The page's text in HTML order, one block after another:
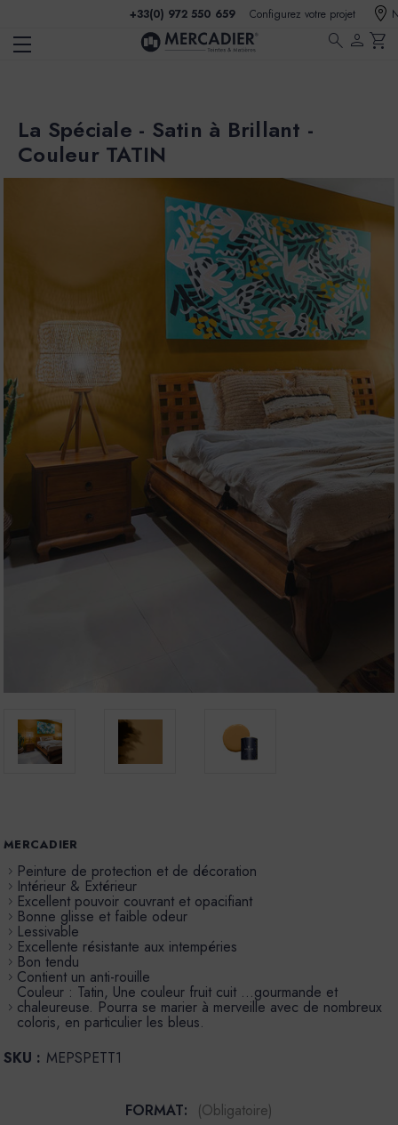
+33(0) 972 550 659 Configurez votre projet
search person shopping_cart
La Spéciale - Satin à Brillant -
Couleur TATIN
MERCADIER
Peinture de protection et de décoration
Intérieur & Extérieur
Excellent pouvoir couvrant et opacifiant
Bonne glisse et faible odeur
Lessivable
Excellente résistante aux intempéries
Bon tendu
Contient un anti-rouille
Couleur : Tatin, Une couleur fruit cuit …gourmande et
chaleureuse. Pourra se marier à merveille avec de nombreux
coloris, en particulier les bleus.
SKU : MEPSPETT1
FORMAT: (Obligatoire)